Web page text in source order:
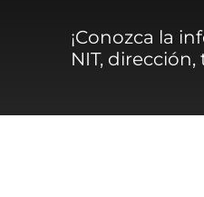
¡Conozca la
NIT,